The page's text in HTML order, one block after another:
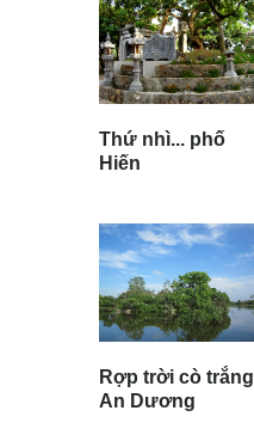
Thứ nhì... phố
Hiến
Rợp trời cò trắng
An Dương